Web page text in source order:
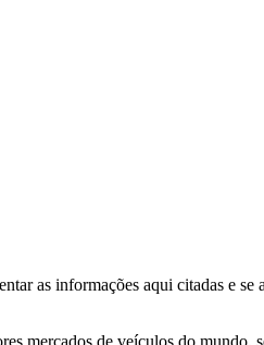
as informações aqui citadas e se
mercados de veículos do mundo,